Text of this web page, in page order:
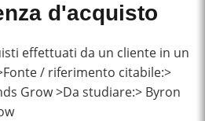
d'acquisto
effettuati da un cliente in un
/ riferimento citabile:>
Grow >Da studiare:> Byron